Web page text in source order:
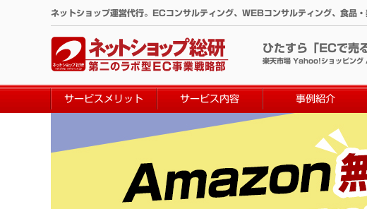
へ
ネットショップ運営代行。ECコンサルティング、WEBコンサルティング、食品
ひたすら「ECで売
楽天市場 Yahoo!ショッピン
サービスメリット サービス内容 事例紹介